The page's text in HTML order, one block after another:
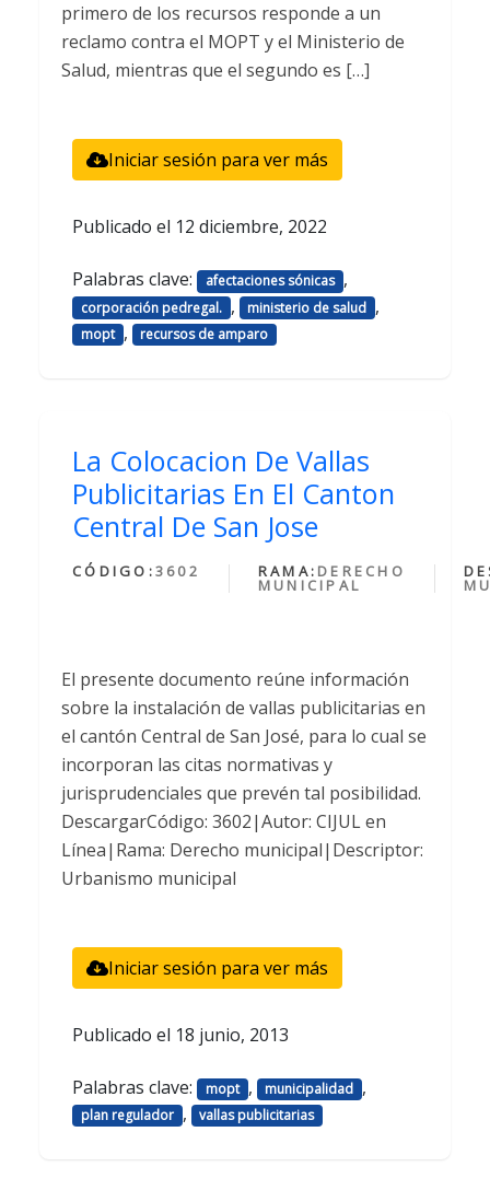
primero de los recursos responde a un
reclamo contra el MOPT y el Ministerio de
Salud, mientras que el segundo es […]
Iniciar sesión para ver más
Publicado el 12 diciembre, 2022
Palabras clave: afectaciones sónicas ,
corporación pedregal. , ministerio de salud ,
mopt , recursos de amparo
La Colocacion De Vallas
Publicitarias En El Canton
Central De San Jose
CÓDIGO:3602 RAMA: DERECHO
MUNICIPAL
El presente documento reúne información
sobre la instalación de vallas publicitarias en
el cantón Central de San José, para lo cual se
incorporan las citas normativas y
jurisprudenciales que prevén tal posibilidad.
DescargarCódigo: 3602|Autor: CIJUL en
Línea|Rama: Derecho municipal|Descriptor:
Urbanismo municipal
Iniciar sesión para ver más
Publicado el 18 junio, 2013
Palabras clave: mopt , municipalidad ,
plan regulador , vallas publicitarias